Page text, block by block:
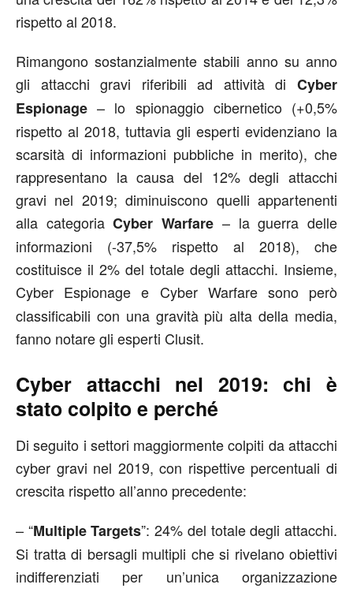
rispetto al 2018.
Rimangono sostanzialmente stabili anno su anno
gli attacchi gravi riferibili ad attività di Cyber
Espionage– lo spionaggio cibernetico (+0,5%
rispetto al 2018, tuttavia gli esperti evidenziano la
scarsità di informazioni pubbliche in merito), che
rappresentano la causa del 12% degli attacchi
gravi nel 2019; diminuiscono quelli appartenenti
alla categoriaCyber Warfare – la guerra delle
informazioni (-37,5% rispetto al 2018), che
costituisce il 2% del totale degli attacchi. Insieme,
Cyber Espionage e Cyber Warfare sono però
classificabili con una gravità più alta della media,
fanno notare gli esperti Clusit.
Cyber attacchi nel 2019: chi è
stato colpito e perché
Di seguito i settori maggiormente colpiti da attacchi
cyber gravi nel 2019, con rispettive percentuali di
crescita rispetto all’anno precedente:
– “Multiple Targets”: 24% del totale degli attacchi.
Si tratta di bersagli multipli che si rivelano obiettivi
indifferenziati per un’unica organizzazione